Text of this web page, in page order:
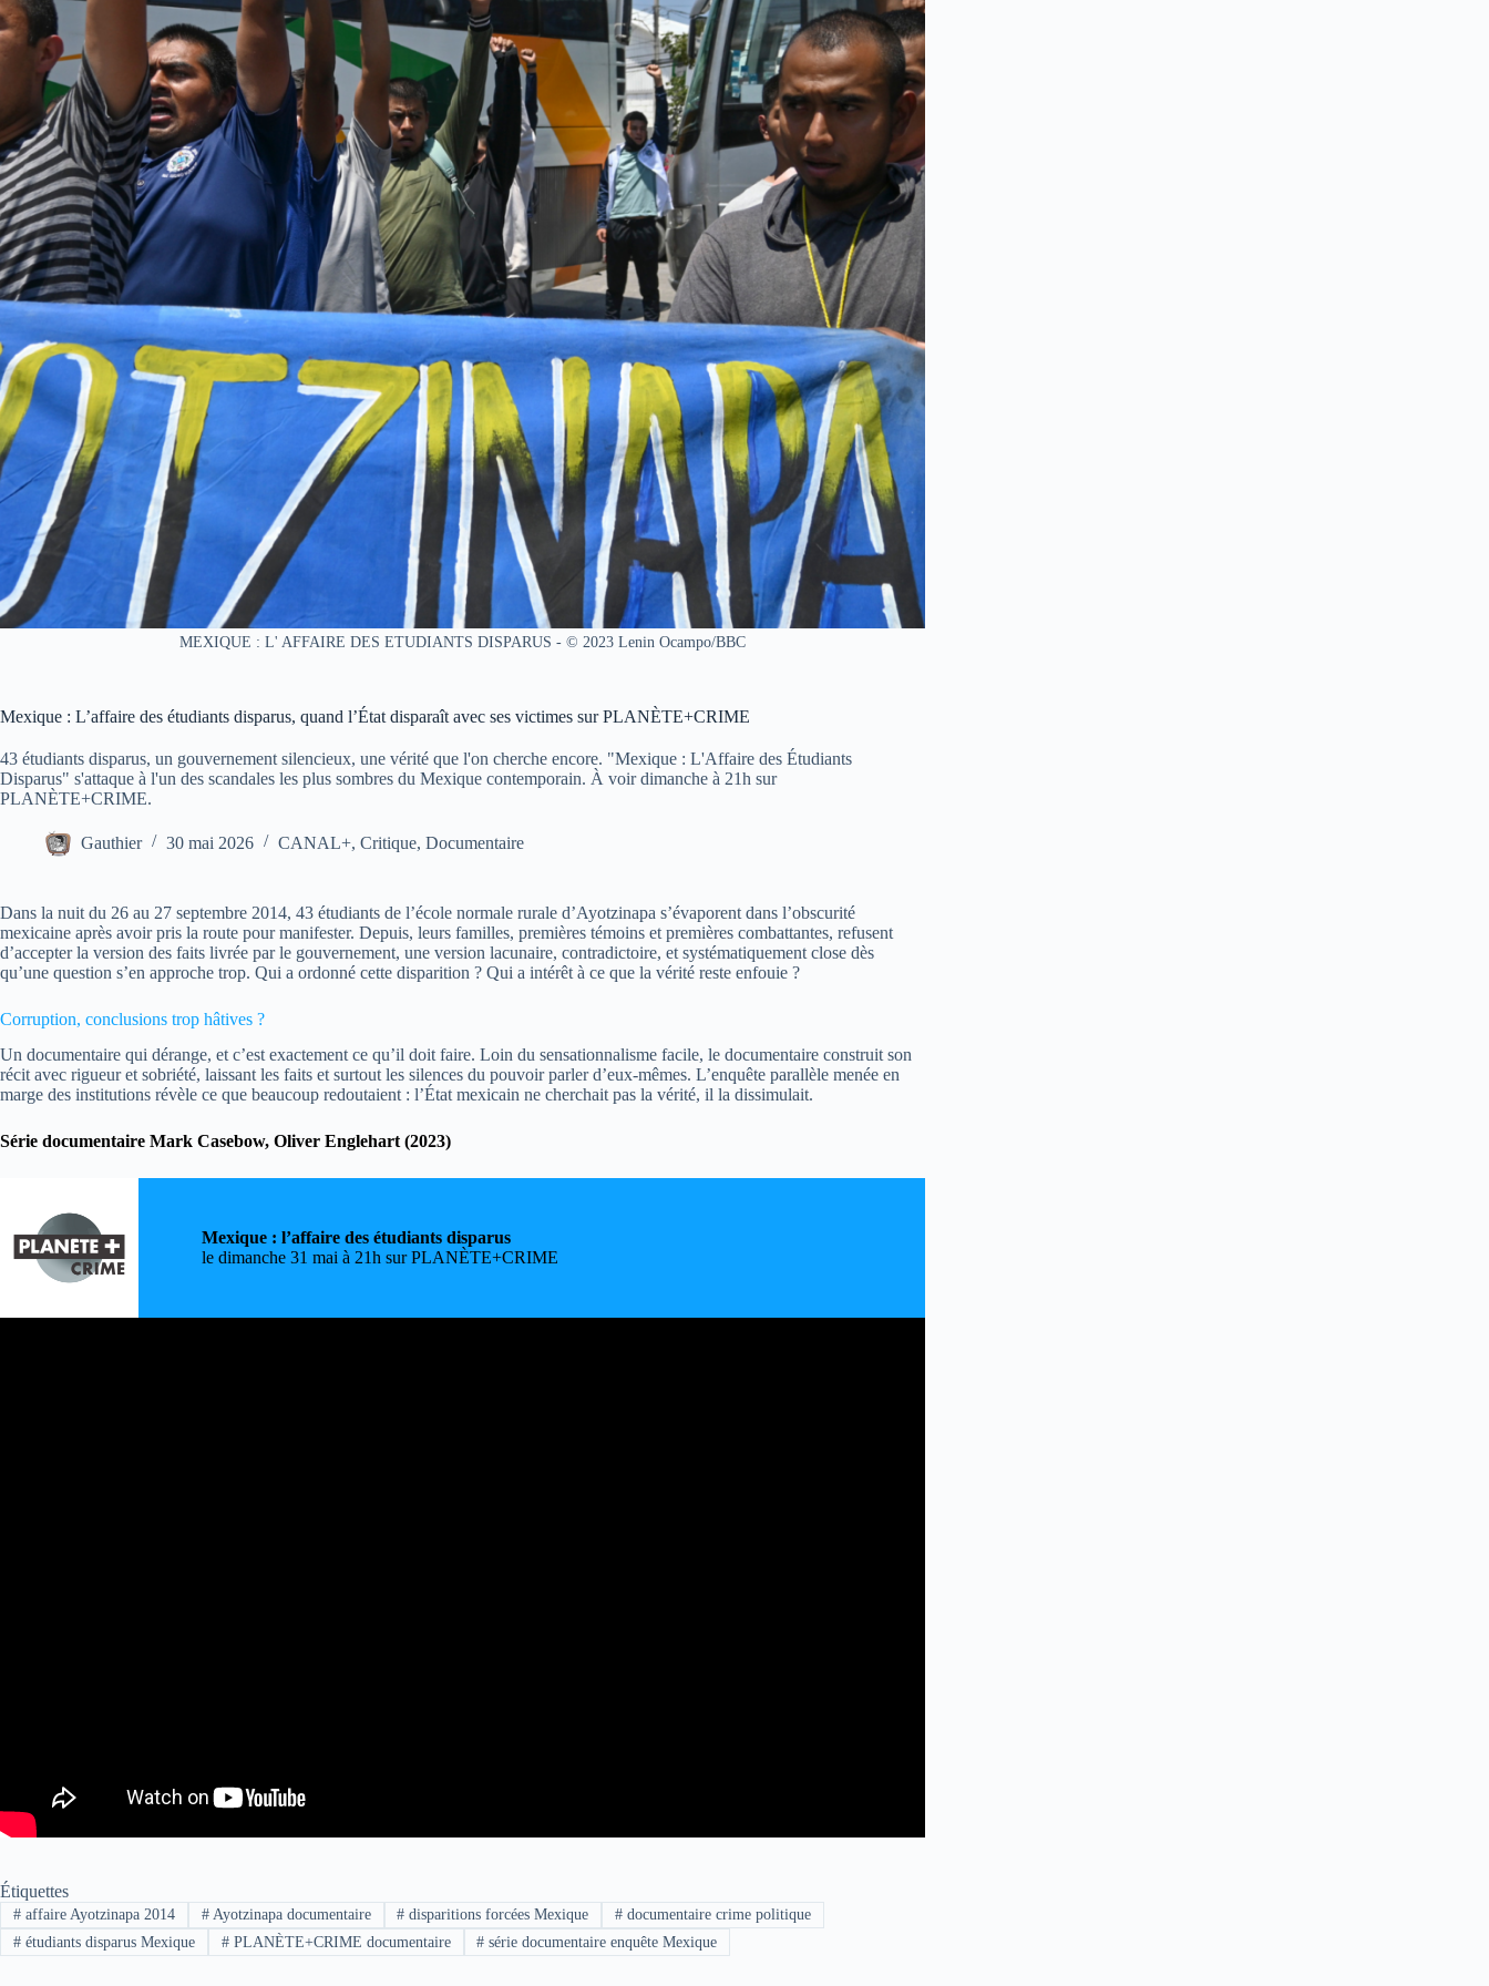
MEXIQUE : L' AFFAIRE DES ETUDIANTS DISPARUS - © 2023 Lenin Ocampo/BBC
Mexique : L’affaire des étudiants disparus, quand l’État disparaît avec ses victimes sur PLANÈTE+CRIME
43 étudiants disparus, un gouvernement silencieux, une vérité que l'on cherche encore. "Mexique : L'Affaire des Étudiants
Disparus" s'attaque à l'un des scandales les plus sombres du Mexique contemporain. À voir dimanche à 21h sur
PLANÈTE+CRIME.
Gauthier 30 mai 2026 CANAL+, Critique, Documentaire
Dans la nuit du 26 au 27 septembre 2014, 43 étudiants de l’école normale rurale d’Ayotzinapa s’évaporent dans l’obscurité
mexicaine après avoir pris la route pour manifester. Depuis, leurs familles, premières témoins et premières combattantes, refusent
d’accepter la version des faits livrée par le gouvernement, une version lacunaire, contradictoire, et systématiquement close dès
qu’une question s’en approche trop. Qui a ordonné cette disparition ? Qui a intérêt à ce que la vérité reste enfouie ?
Corruption, conclusions trop hâtives ?
Un documentaire qui dérange, et c’est exactement ce qu’il doit faire. Loin du sensationnalisme facile, le documentaire construit son
récit avec rigueur et sobriété, laissant les faits et surtout les silences du pouvoir parler d’eux-mêmes. L’enquête parallèle menée en
marge des institutions révèle ce que beaucoup redoutaient : l’État mexicain ne cherchait pas la vérité, il la dissimulait.
Série documentaire Mark Casebow, Oliver Englehart (2023)
Mexique : l’affaire des étudiants disparus
le dimanche 31 mai à 21h sur PLANÈTE+CRIME
Étiquettes
#affaire Ayotzinapa 2014 #Ayotzinapa documentaire # disparitions forcées Mexique # documentaire crime politique
#étudiants disparus Mexique #PLANÈTE+CRIME documentaire # série documentaire enquête Mexique